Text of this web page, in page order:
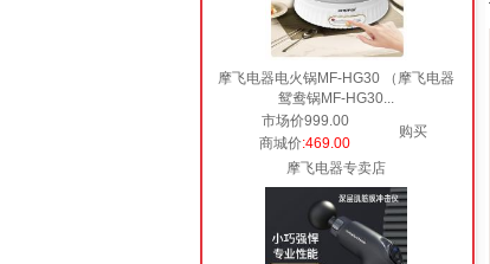
摩飞电器电火锅MF-HG30 （摩飞电器
鸳鸯锅MF-HG30...
市场价999.00
购买
商城价:469.00
摩飞电器专卖店